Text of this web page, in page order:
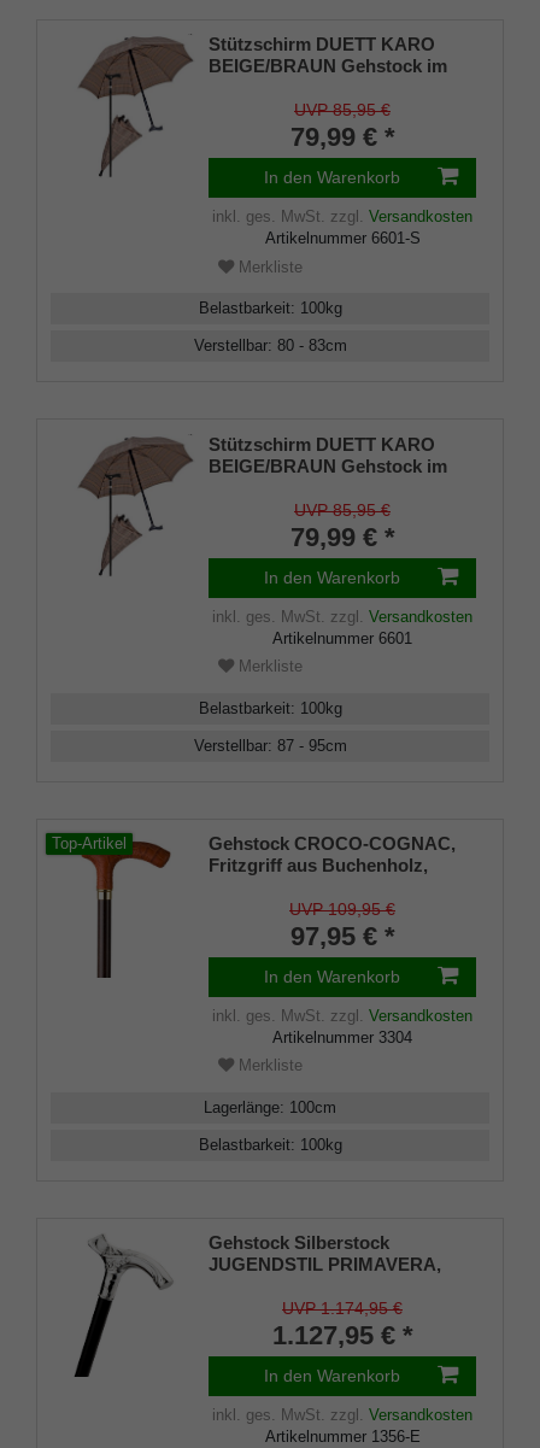
Stützschirm DUETT KARO
BEIGE/BRAUN Gehstock im
höhenverstellbar, Fritzgriff,
Schirmhülle, Klettverschluss,
Gummipuffer Damen und
Herren
UVP 85,95 €
79,99 € *
In den Warenkorb
inkl. ges. MwSt. zzgl. Versandkosten
Artikelnummer 6601-S
Merkliste
Belastbarkeit: 100kg
Verstellbar: 80 - 83cm
Stützschirm DUETT KARO
BEIGE/BRAUN Gehstock im
höhenverstellbar, Fritzgriff,
Schirmhülle, Klettverschluss,
Gummipuffer Damen und
Herren
UVP 85,95 €
79,99 € *
In den Warenkorb
inkl. ges. MwSt. zzgl. Versandkosten
Artikelnummer 6601
Merkliste
Belastbarkeit: 100kg
Verstellbar: 87 - 95cm
Top-Artikel
Gehstock CROCO-COGNAC,
Fritzgriff aus Buchenholz,
Rindsleder in Croco-Cognac
dunkelbraun, aufgesetzt auf
einen seidenmatt-klar
lackierten dunkelbraunen Stock
aus Buchenholz,inklusiv
Schlankpuffer.
UVP 109,95 €
97,95 € *
In den Warenkorb
inkl. ges. MwSt. zzgl. Versandkosten
Artikelnummer 3304
Merkliste
Lagerlänge: 100cm
Belastbarkeit: 100kg
Gehstock Silberstock
JUGENDSTIL PRIMAVERA,
echtem 925/1000 Sterlingsilber
mit aufwändigen Ziselierungen,
aufgesetzt auf einen Stock aus
edlem Makassar-Ebenholz,
inklusiv Gummipuffer.
UVP 1.174,95 €
1.127,95 € *
In den Warenkorb
inkl. ges. MwSt. zzgl. Versandkosten
Artikelnummer 1356-E